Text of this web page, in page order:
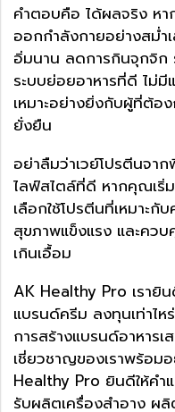
คำตอบคือ ได้ผลจริง หา
ออกกำลังกายอย่างสม่ำ
อิ่มนาน ลดการกินจุกจิก
ระบบย่อยอาหารที่ดี ไม่
เหมาะอย่างยิ่งกับผู้ที่ต้อ
ยั่งยืน
อย่าลืมว่าเวย์โปรตีนจา
ไลฟ์สไตล์ที่ดี หากคุณเริ่
เลือกใช้โปรตีนที่เหมาะ
สุขภาพแข็งแรง และคว
เกินเอื้อม
AK Healthy Pro เรายิ
แบรนด์ครีม ลงทุนเท่าไห
การสร้างแบรนด์อาหาร
เชี่ยวชาญของเราพร้อม
Healthy Pro ยินดีให้คำ
รับผลิตเครื่องสำอาง ผ